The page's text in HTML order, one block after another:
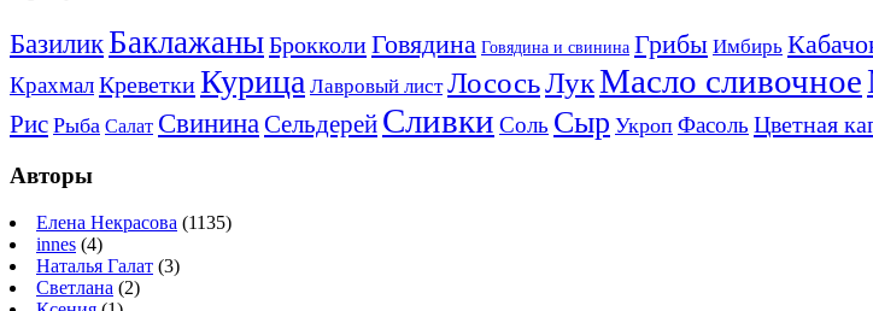
БазиликБаклажаныБрокколиГовядина Говядина и свинина Грибы Имбирь
КрахмалКреветкиКурица Лавровый лист ЛососьЛукМасло сливочное
Рис Рыба Салат Свинина Сельдерей Сливки Соль Сыр Укроп Фасоль Цветная
Авторы
Елена Некрасова (1135)
innes (4)
Наталья Галат (3)
Светлана (2)